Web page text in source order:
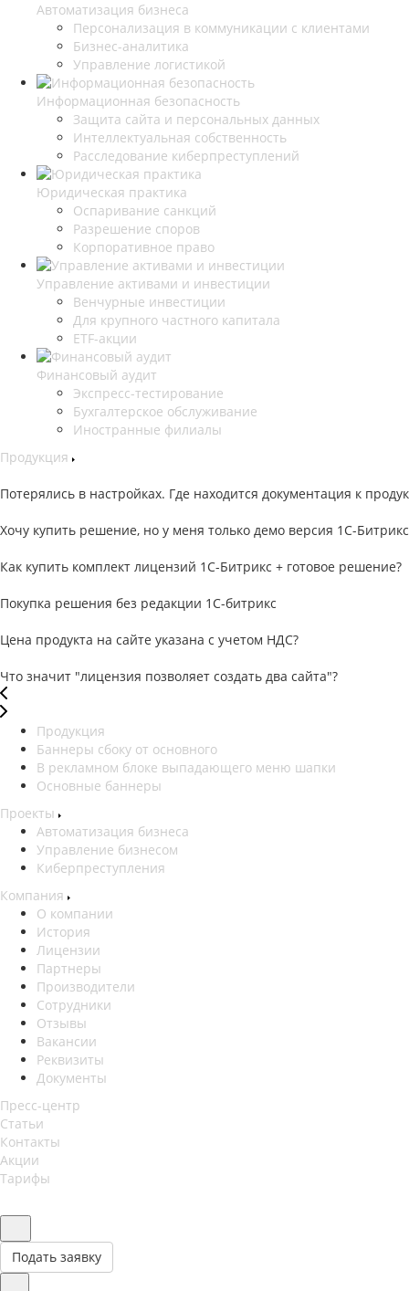
Автоматизация бизнеса
Персонализация в коммуникации с клиентами
Бизнес-аналитика
Управление логистикой
Информационная безопасность
Защита сайта и персональных данных
Интеллектуальная собственность
Расследование киберпреступлений
Юридическая практика
Оспаривание санкций
Разрешение споров
Корпоративное право
Управление активами и инвестиции
Венчурные инвестиции
Для крупного частного капитала
ETF-акции
Финансовый аудит
Экспресс-тестирование
Бухгалтерское обслуживание
Иностранные филиалы
Продукция
Потерялись в настройках. Где находится документация к
Хочу купить решение, но у меня только демо версия 1С-Битрикс
Как купить комплект лицензий 1С-Битрикс + готовое решение?
Покупка решения без редакции 1С-битрикс
Цена продукта на сайте указана с учетом НДС?
Что значит "лицензия позволяет создать два сайта"?
Продукция
Баннеры сбоку от основного
В рекламном блоке выпадающего меню шапки
Основные баннеры
Проекты
Автоматизация бизнеса
Управление бизнесом
Киберпреступления
Компания
О компании
История
Лицензии
Партнеры
Производители
Сотрудники
Отзывы
Вакансии
Реквизиты
Документы
Пресс-центр
Статьи
Контакты
Акции
Тарифы
Подать заявку